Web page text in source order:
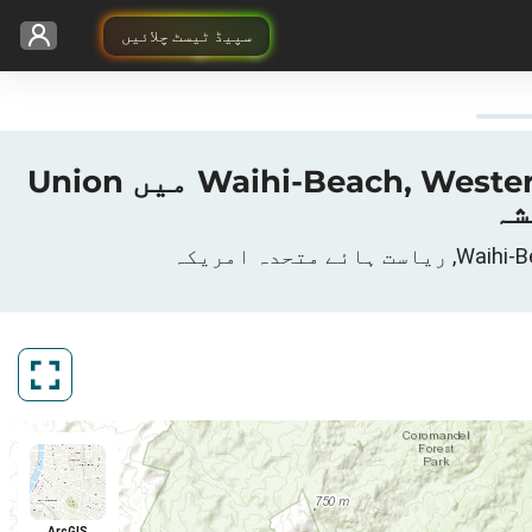
سپیڈ ٹیسٹ چلائیں
ریاست ہائے متحدہ امریکہ، Waihi-Beach, Western Bay of Plenty District, Bay of Plenty میں Union